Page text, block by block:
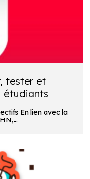
tester et
étudiants
En lien avec la